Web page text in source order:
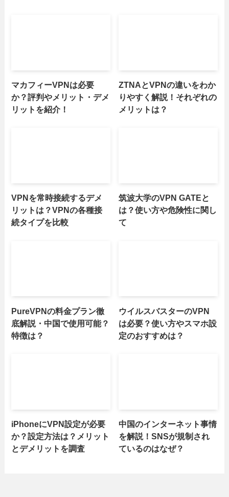
マカフィーVPNは必要
か？評判やメリット・デメ
リットを紹介！
ZTNAとVPNの違いをわか
りやすく解説！それぞれの
メリットは？
VPNを常時接続するデメ
リットは？VPNの各種接
続タイプを比較
筑波大学のVPN GATEと
は？使い方や危険性に関し
て
PureVPNの料金プラン徹
底解説・中国で使用可能？
特徴は？
ウイルスバスターのVPN
は必要？使い方やスマホ設
定のおすすめは？
iPhoneにVPN設定が必要
か？設定方法は？メリット
とデメリットを調査
中国のインターネット事情
を解説！SNSが規制され
ているのはなぜ？